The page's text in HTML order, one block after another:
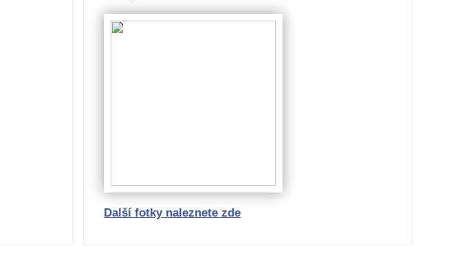
Další fotky naleznete zde